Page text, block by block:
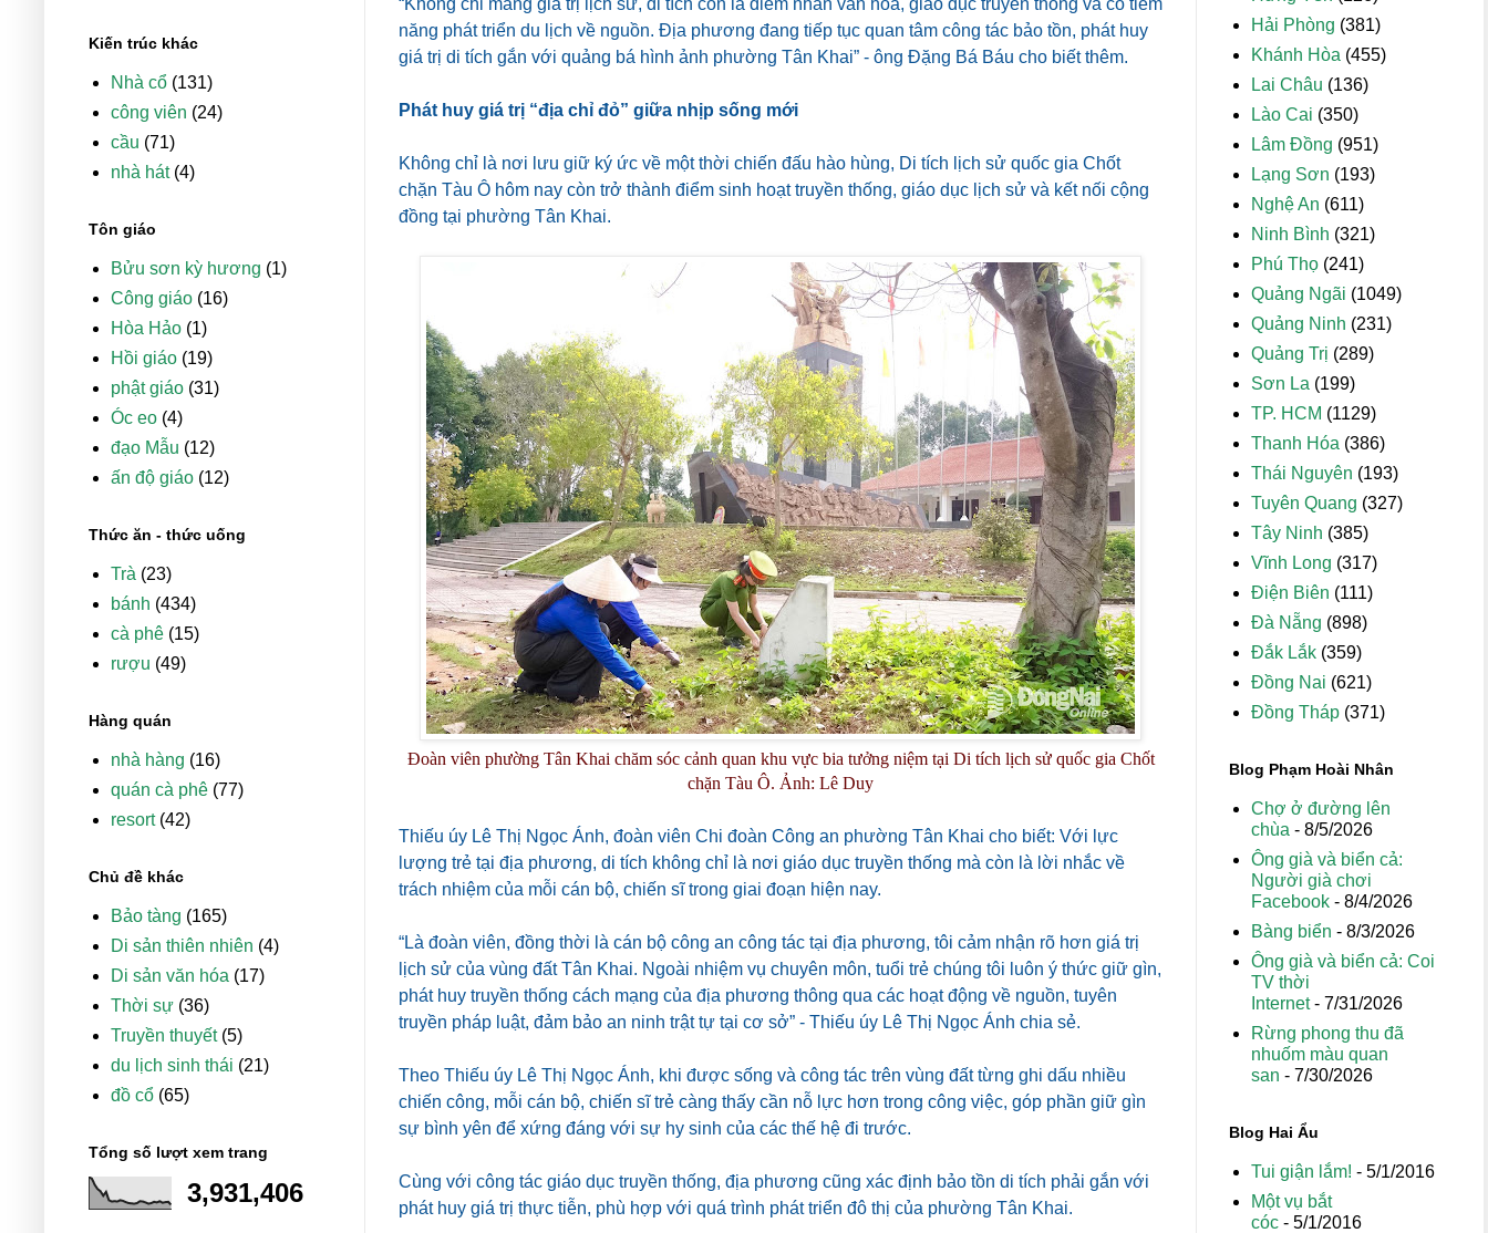
“Không chỉ mang giá trị lịch sử, di tích còn là điểm nhấn văn hóa, giáo dục truyền thống và có tiềm
năng phát triển du lịch về nguồn. Địa phương đang tiếp tục quan tâm công tác bảo tồn, phát huy
giá trị di tích gắn với quảng bá hình ảnh phường Tân Khai” - ông Đặng Bá Báu cho biết thêm.
Phát huy giá trị “địa chỉ đỏ” giữa nhịp sống mới
Không chỉ là nơi lưu giữ ký ức về một thời chiến đấu hào hùng, Di tích lịch sử quốc gia Chốt
chặn Tàu Ô hôm nay còn trở thành điểm sinh hoạt truyền thống, giáo dục lịch sử và kết nối cộng
đồng tại phường Tân Khai.
Đoàn viên phường Tân Khai chăm sóc cảnh quan khu vực bia tưởng niệm tại Di tích lịch sử quốc gia Chốt
chặn Tàu Ô. Ảnh: Lê Duy
Thiếu úy Lê Thị Ngọc Ánh, đoàn viên Chi đoàn Công an phường Tân Khai cho biết: Với lực
lượng trẻ tại địa phương, di tích không chỉ là nơi giáo dục truyền thống mà còn là lời nhắc về
trách nhiệm của mỗi cán bộ, chiến sĩ trong giai đoạn hiện nay.
“Là đoàn viên, đồng thời là cán bộ công an công tác tại địa phương, tôi cảm nhận rõ hơn giá trị
lịch sử của vùng đất Tân Khai. Ngoài nhiệm vụ chuyên môn, tuổi trẻ chúng tôi luôn ý thức giữ gìn,
phát huy truyền thống cách mạng của địa phương thông qua các hoạt động về nguồn, tuyên
truyền pháp luật, đảm bảo an ninh trật tự tại cơ sở” - Thiếu úy Lê Thị Ngọc Ánh chia sẻ.
Theo Thiếu úy Lê Thị Ngọc Ánh, khi được sống và công tác trên vùng đất từng ghi dấu nhiều
chiến công, mỗi cán bộ, chiến sĩ trẻ càng thấy cần nỗ lực hơn trong công việc, góp phần giữ gìn
sự bình yên để xứng đáng với sự hy sinh của các thế hệ đi trước.
Cùng với công tác giáo dục truyền thống, địa phương cũng xác định bảo tồn di tích phải gắn với
phát huy giá trị thực tiễn, phù hợp với quá trình phát triển đô thị của phường Tân Khai.
Kiến trúc khác
Nhà cổ (131)
công viên (24)
cầu (71)
nhà hát (4)
Tôn giáo
Bửu sơn kỳ hương (1)
Công giáo (16)
Hòa Hảo (1)
Hồi giáo (19)
phật giáo (31)
Óc eo (4)
đạo Mẫu (12)
ấn độ giáo (12)
Thức ăn - thức uống
Trà (23)
bánh (434)
cà phê (15)
rượu (49)
Hàng quán
nhà hàng (16)
quán cà phê (77)
resort (42)
Chủ đề khác
Bảo tàng (165)
Di sản thiên nhiên (4)
Di sản văn hóa (17)
Thời sự (36)
Truyền thuyết (5)
du lịch sinh thái (21)
đồ cổ (65)
Tổng số lượt xem trang
3,931,406
Hải Phòng (381)
Khánh Hòa (455)
Lai Châu (136)
Lào Cai (350)
Lâm Đồng (951)
Lạng Sơn (193)
Nghệ An (611)
Ninh Bình (321)
Phú Thọ (241)
Quảng Ngãi (1049)
Quảng Ninh (231)
Quảng Trị (289)
Sơn La (199)
TP. HCM (1129)
Thanh Hóa (386)
Thái Nguyên (193)
Tuyên Quang (327)
Tây Ninh (385)
Vĩnh Long (317)
Điện Biên (111)
Đà Nẵng (898)
Đắk Lắk (359)
Đồng Nai (621)
Đồng Tháp (371)
Blog Phạm Hoài Nhân
Chợ ở đường lên
chùa - 8/5/2026
Ông già và biển cả:
Người già chơi
Facebook - 8/4/2026
Bàng biển - 8/3/2026
Ông già và biển cả: Coi
TV thời
Internet- 7/31/2026
Rừng phong thu đã
nhuốm màu quan
san - 7/30/2026
Blog Hai Ẩu
Tui giận lắm! - 5/1/2016
Một vụ bắt
cóc - 5/1/2016